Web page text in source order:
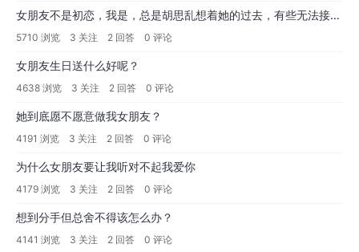
女朋友不是初恋，我是，总是胡思乱想着她的过去，有些无法接受，怎么办
5710 浏览 3 关注 2 回答 0 评论
女朋友生日送什么好呢？
4638 浏览 3 关注 2 回答 0 评论
她到底愿不愿意做我女朋友？
4191 浏览 3 关注 2 回答 0 评论
为什么女朋友要让我听对不起我爱你
4179 浏览 3 关注 2 回答 0 评论
想到分手但总舍不得该怎么办？
4141 浏览 3 关注 2 回答 0 评论